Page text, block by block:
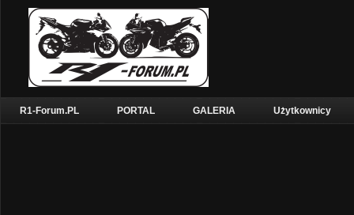
R1-Forum.PL PORTAL GALERIA Użytkownicy